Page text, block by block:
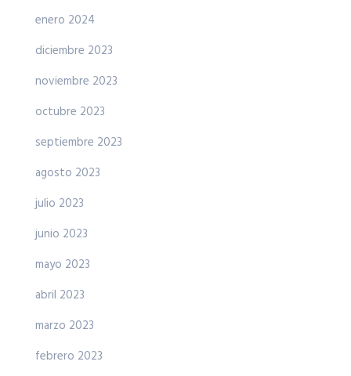
enero 2024
diciembre 2023
noviembre 2023
octubre 2023
septiembre 2023
agosto 2023
julio 2023
junio 2023
mayo 2023
abril 2023
marzo 2023
febrero 2023